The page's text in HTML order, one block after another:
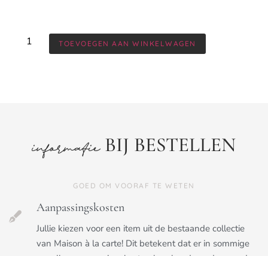
TOEVOEGEN AAN WINKELWAGEN
informatieBIJ BESTELLEN
GOED OM VOORAF TE WETEN
Aanpassingskosten
Jullie kiezen voor een item uit de bestaande collectie
van Maison à la carte! Dit betekent dat er in sommige